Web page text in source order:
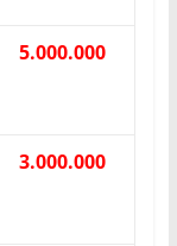
5.000.000
3.000.000